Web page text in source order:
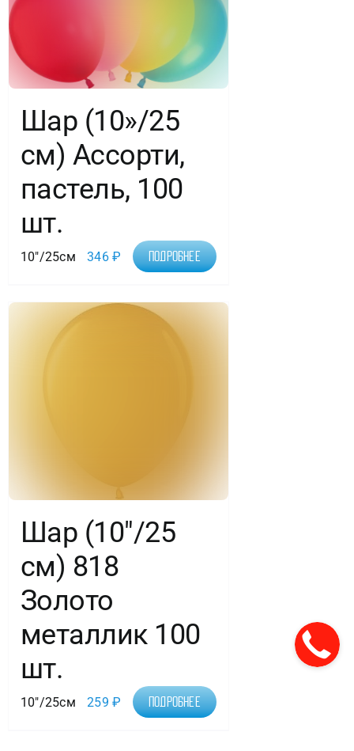
Шар (10»/25
см) Ассорти,
пастель, 100
шт.
10"/25см 346₽ Подробнее
Шар (10″/25
см) 818
Золото
металлик 100
шт.
10"/25см 259₽ Подробнее